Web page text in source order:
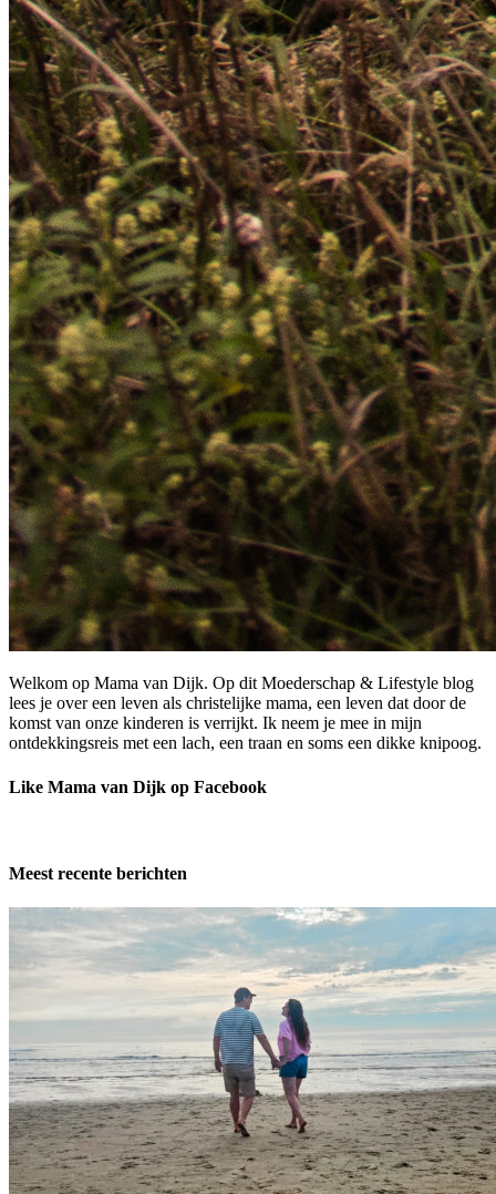
Welkom op Mama van Dijk. Op dit Moederschap & Lifestyle blog
lees je over een leven als christelijke mama, een leven dat door de
komst van onze kinderen is verrijkt. Ik neem je mee in mijn
ontdekkingsreis met een lach, een traan en soms een dikke knipoog.
Like Mama van Dijk op Facebook
Meest recente berichten